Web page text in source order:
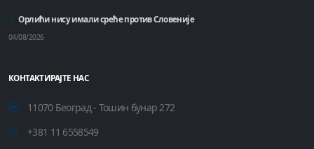
Орлићи нису имали среће против Словеније
04/08/2026
КОНТАКТИРАЈТЕ НАС
11070 Београд - Тошин бунар 272
+381 11 6558549